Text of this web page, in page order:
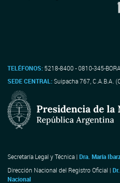
TELÉFONOS: 5218-8400 - 0810-345-
SEDE CENTRAL:Suipacha 767, C.A.B.A.
Secretaría Legal y Técnica | Dra. María
Dirección Nacional del Registro Oficial |
Nacional